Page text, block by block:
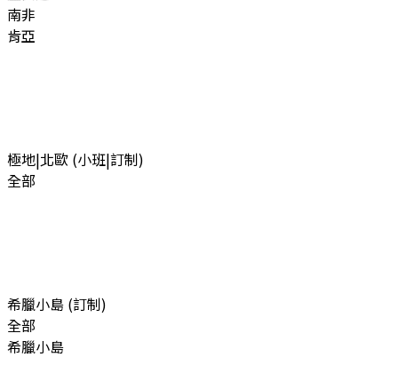
南非
肯亞
極地|北歐 (小班|訂制)
全部
希臘小島 (訂制)
全部
希臘小島